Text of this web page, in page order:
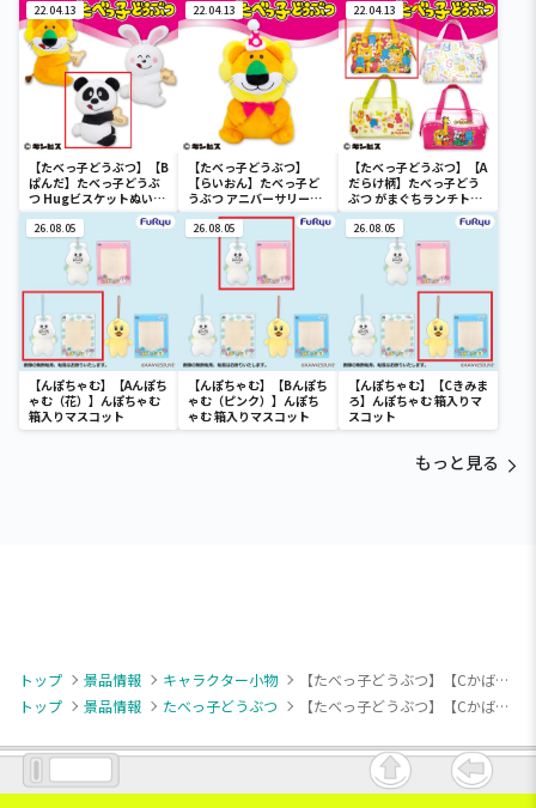
22.04.13
【たべっ子どうぶつ】【B
ぱんだ】たべっ子どうぶ
つ Hugビスケットぬいぐ
るみ2
22.04.13
【たべっ子どうぶつ】
【らいおん】たべっ子ど
うぶつ アニバーサリー
BIG
22.04.13
【たべっ子どうぶつ】【A
だらけ柄】たべっ子どう
ぶつ がまぐちランチトー
トバッグ2
26.08.05
【んぽちゃむ】【Aんぽち
ゃむ（花）】んぽちゃむ
箱入りマスコット
26.08.05
【んぽちゃむ】【Bんぽち
ゃむ（ピンク）】んぽち
ゃむ 箱入りマスコット
26.08.05
【んぽちゃむ】【Cきみま
ろ】んぽちゃむ 箱入りマ
スコット
もっと見る
トップ 景品情報 キャラクター小物
【たべっ子どうぶつ】【Cかばちゃん】たべっ子どうぶつ THE MOVIE たべっ子DRIVE マスコット
トップ
景品情報 たべっ子どうぶつ 【たべっ子どうぶつ】【Cかばちゃん】たべっ子どうぶつ THE MOVIE たべっ子DRIVE マスコット